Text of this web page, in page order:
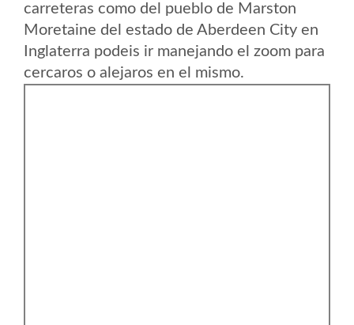
carreteras como del pueblo de Marston
Moretaine del estado de Aberdeen City en
Inglaterra podeis ir manejando el zoom para
cercaros o alejaros en el mismo.